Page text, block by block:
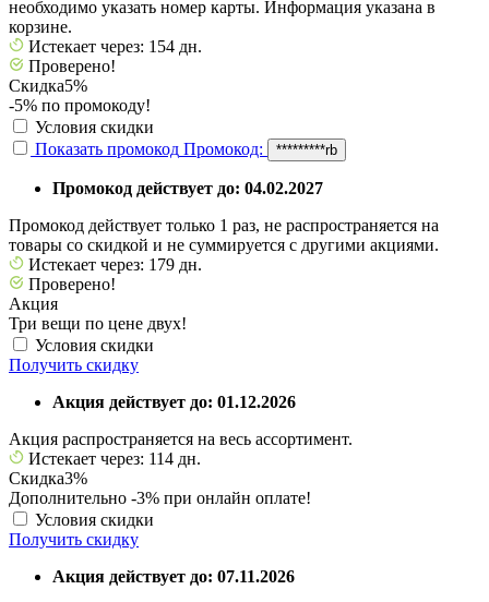
необходимо указать номер карты. Информация указана в
корзине.
Истекает через: 154 дн.
Проверено!
Скидка5%
-5% по промокоду!
Условия скидки
Показать промокод Промокод: *********rb
Промокод действует до: 04.02.2027
Промокод действует только 1 раз, не распространяется на
товары со скидкой и не суммируется с другими акциями.
Истекает через: 179 дн.
Проверено!
Акция
Три вещи по цене двух!
Условия скидки
Получить скидку
Акция действует до: 01.12.2026
Акция распространяется на весь ассортимент.
Истекает через: 114 дн.
Скидка3%
Дополнительно -3% при онлайн оплате!
Условия скидки
Получить скидку
Акция действует до: 07.11.2026